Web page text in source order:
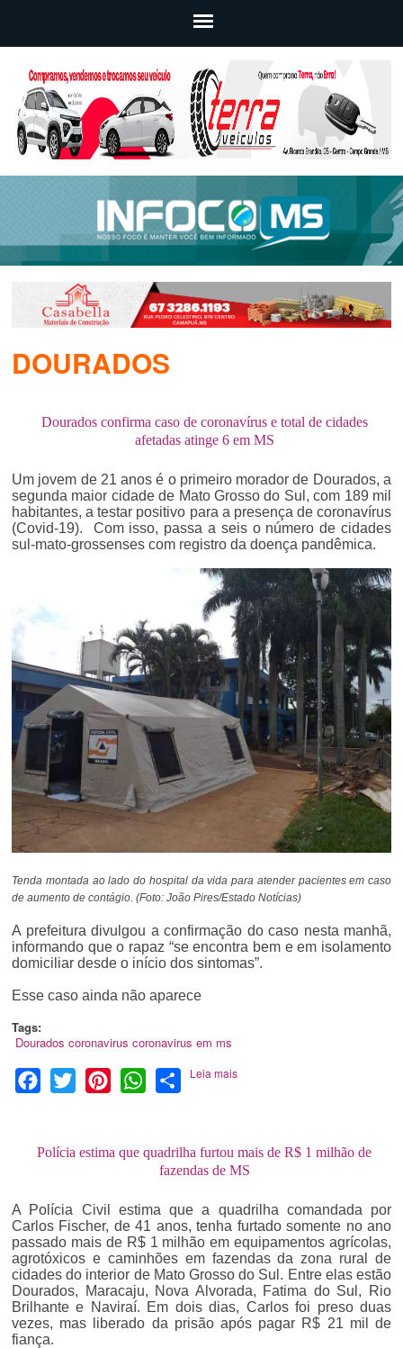
DOURADOS
Dourados confirma caso de coronavírus e total de cidades
afetadas atinge 6 em MS
Um jovem de 21 anos é o primeiro morador de Dourados, a
segunda maior cidade de Mato Grosso do Sul, com 189 mil
habitantes, a testar positivo para a presença de coronavírus
(Covid-19). Com isso, passa a seis o número de cidades
sul-mato-grossenses com registro da doença pandêmica.
Tenda montada ao lado do hospital da vida para atender pacientes em caso
de aumento de contágio. (Foto: João Pires/Estado Notícias)
A prefeitura divulgou a confirmação do caso nesta manhã,
informando que o rapaz “se encontra bem e em isolamento
domiciliar desde o início dos sintomas”.
Esse caso ainda não aparece
Tags:
Dourados coronavirus coronavirus em ms
Facebook
Twitter PinterestWhatsApp
Share
Leia mais
Polícia estima que quadrilha furtou mais de R$ 1 milhão de
fazendas de MS
A Polícia Civil estima que a quadrilha comandada por
Carlos Fischer, de 41 anos, tenha furtado somente no ano
passado mais de R$ 1 milhão em equipamentos agrícolas,
agrotóxicos e caminhões em fazendas da zona rural de
cidades do interior de Mato Grosso do Sul. Entre elas estão
Dourados, Maracaju, Nova Alvorada, Fatima do Sul, Rio
Brilhante e Naviraí. Em dois dias, Carlos foi preso duas
vezes, mas liberado da prisão após pagar R$ 21 mil de
fiança.